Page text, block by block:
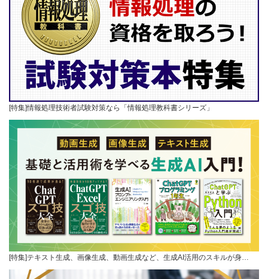
[特集]情報処理技術者試験対策なら「情報処理教科書シリーズ」
[特集]テキスト生成、画像生成、動画生成など、生成AI活用のスキルが身…